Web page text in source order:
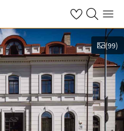
Se dine sparte
Søk påMeny
(99)